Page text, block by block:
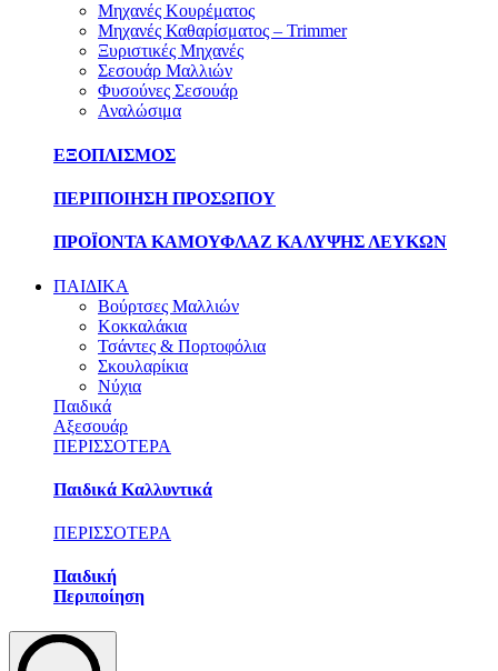
Μηχανές Κουρέματος
Μηχανές Καθαρίσματος – Trimmer
Ξυριστικές Μηχανές
Σεσουάρ Μαλλιών
Φυσούνες Σεσουάρ
Αναλώσιμα
ΕΞΟΠΛΙΣΜΟΣ
ΠΕΡΙΠΟΙΗΣΗ ΠΡΟΣΩΠΟΥ
ΠΡΟΪΟΝΤΑ ΚΑΜΟΥΦΛΑΖ ΚΑΛΥΨΗΣ ΛΕΥΚΩΝ
ΠΑΙΔΙΚΑ
Βούρτσες Μαλλιών
Κοκκαλάκια
Τσάντες & Πορτοφόλια
Σκουλαρίκια
Νύχια
Παιδικά
Αξεσουάρ
ΠΕΡΙΣΣΟΤΕΡΑ
Παιδικά Καλλυντικά
ΠΕΡΙΣΣΟΤΕΡΑ
Παιδική
Περιποίηση